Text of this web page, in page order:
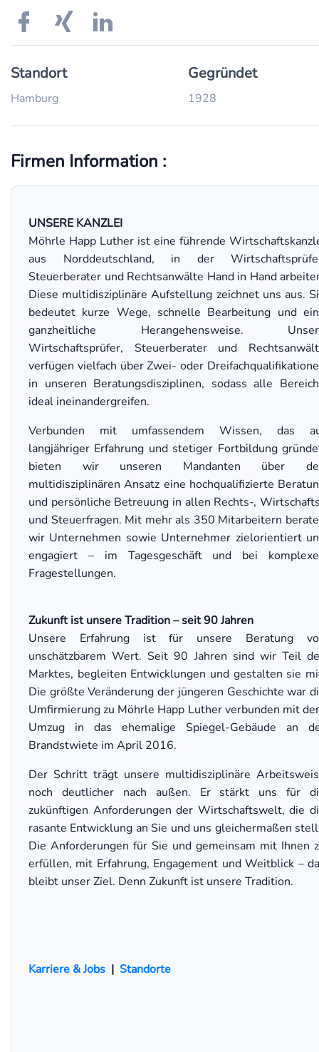
Standort
Hamburg
Gegründet
1928
Firmen Information :
UNSERE KANZLEI
Möhrle Happ Luther ist eine führende
aus Norddeutschland, in der
Steuerberater und Rechtsanwälte Hand in Hand
Diese multidisziplinäre Aufstellung zeichnet uns aus.
bedeutet kurze Wege, schnelle Bearbeitung und
ganzheitliche Herangehensweise.
Wirtschaftsprüfer, Steuerberater und
verfügen vielfach über Zwei- oder
in unseren Beratungsdisziplinen, sodass alle
ideal ineinandergreifen.
Verbunden mit umfassendem Wissen, das
langjähriger Erfahrung und stetiger Fortbildung
bieten wir unseren Mandanten über
multidisziplinären Ansatz eine hochqualifizierte
und persönliche Betreuung in allen Rechts-,
und Steuerfragen. Mit mehr als 350 Mitarbeitern
wir Unternehmen sowie Unternehmer zielorientiert
engagiert – im Tagesgeschäft und bei
Fragestellungen.
Zukunft ist unsere Tradition – seit 90 Jahren
Unsere Erfahrung ist für unsere Beratung
unschätzbarem Wert. Seit 90 Jahren sind wir Teil
Marktes, begleiten Entwicklungen und gestalten sie
Die größte Veränderung der jüngeren Geschichte war
Umfirmierung zu Möhrle Happ Luther verbunden mit
Umzug in das ehemalige Spiegel-Gebäude an
Brandstwiete im April 2016.
Der Schritt trägt unsere multidisziplinäre
noch deutlicher nach außen. Er stärkt uns für
zukünftigen Anforderungen der Wirtschaftswelt, die
rasante Entwicklung an Sie und uns gleichermaßen
Die Anforderungen für Sie und gemeinsam mit Ihnen
erfüllen, mit Erfahrung, Engagement und Weitblick –
bleibt unser Ziel. Denn Zukunft ist unsere Tradition.
Karriere & Jobs | Standorte